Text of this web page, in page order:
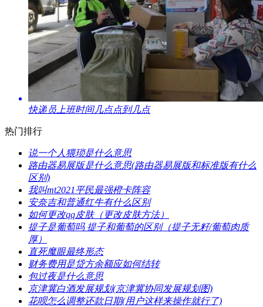
​快递员上班时间几点点到几点
热门排行
​说一个人猥琐是什么意思
​路由器易展版是什么意思(路由器易展版和标准版有什么
区别)
​我叫mt2021平民最强橙卡阵容
​安奈吉和普通红牛有什么区别
​如何更改qq皮肤（更改皮肤方法）
​提子是葡萄吗 提子和葡萄的区别（提子无籽/葡萄肉质
厚）
​直死魔眼最终形态
​财务费用是贷方余额应如何结转
​包过夜是什么意思
​京津冀白酒发展规划(京津冀协同发展规划图)
​花呗怎么调整还款日期(用户这样来操作就行了)